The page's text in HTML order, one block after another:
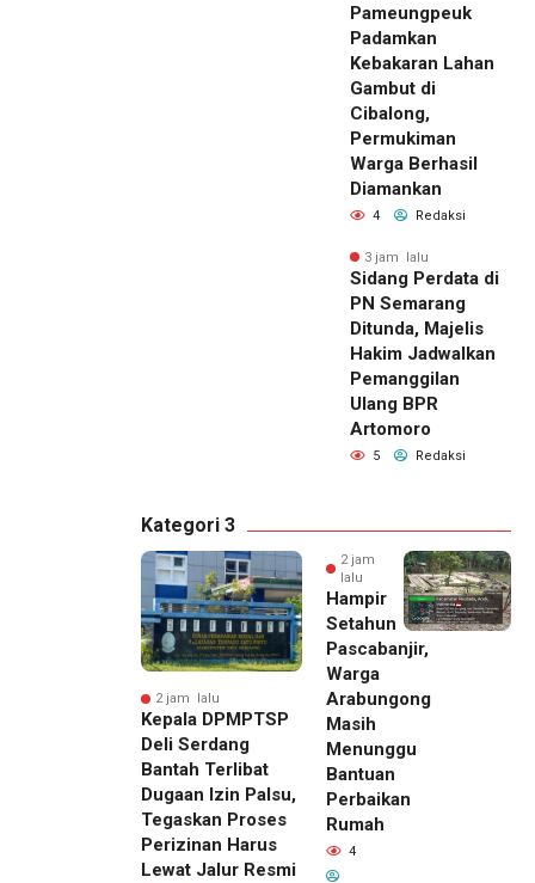
Pameungpeuk
Padamkan
Kebakaran Lahan
Gambut di
Cibalong,
Permukiman
Warga Berhasil
Diamankan
4 Redaksi
3 jam lalu
Sidang Perdata di
PN Semarang
Ditunda, Majelis
Hakim Jadwalkan
Pemanggilan
Ulang BPR
Artomoro
5 Redaksi
Kategori 3
2 jam lalu
Kepala DPMPTSP
Deli Serdang
Bantah Terlibat
Dugaan Izin Palsu,
Tegaskan Proses
Perizinan Harus
Lewat Jalur Resmi
2 jam
lalu
Hampir
Setahun
Pascabanjir,
Warga
Arabungong
Masih
Menunggu
Bantuan
Perbaikan
Rumah
4